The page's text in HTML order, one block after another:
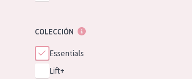
COLECCIÓN
Essentials
Lift+